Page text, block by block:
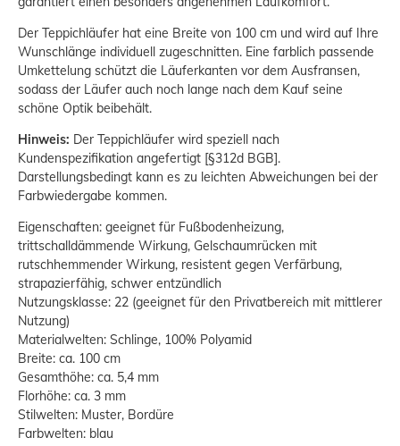
Der Teppichläufer hat eine Breite von 100 cm und wird auf Ihre
Wunschlänge individuell zugeschnitten. Eine farblich passende
Umkettelung schützt die Läuferkanten vor dem Ausfransen,
sodass der Läufer auch noch lange nach dem Kauf seine
schöne Optik beibehält.
Hinweis: Der Teppichläufer wird speziell nach
Kundenspezifikation angefertigt [§312d BGB].
Darstellungsbedingt kann es zu leichten Abweichungen bei der
Farbwiedergabe kommen.
Eigenschaften: geeignet für Fußbodenheizung,
trittschalldämmende Wirkung, Gelschaumrücken mit
rutschhemmender Wirkung, resistent gegen Verfärbung,
strapazierfähig, schwer entzündlich
Nutzungsklasse: 22 (geeignet für den Privatbereich mit mittlerer
Nutzung)
Materialwelten: Schlinge, 100% Polyamid
Breite: ca. 100 cm
Gesamthöhe: ca. 5,4 mm
Florhöhe: ca. 3 mm
Stilwelten: Muster, Bordüre
Farbwelten: blau